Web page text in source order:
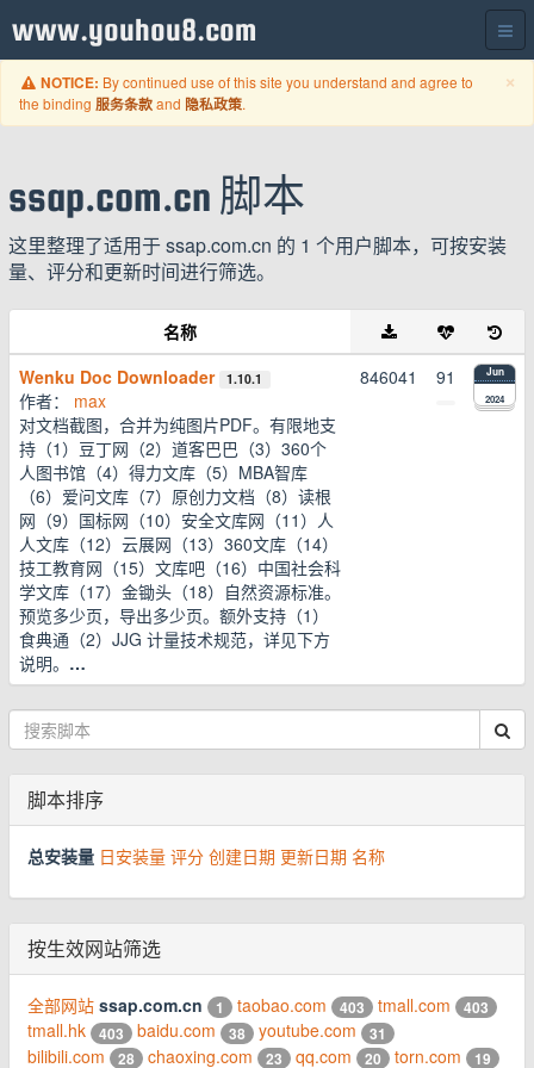
www.youhou8.com
×
NOTICE: By continued use of this site you understand and agree to
the binding 服务条款and 隐私政策.
ssap.com.cn 脚本
这里整理了适用于 ssap.com.cn 的 1 个用户脚本，可按安装
量、评分和更新时间进行筛选。
名称
Wenku Doc Downloader
1.10.1
作者： max
对文档截图，合并为纯图片PDF。有限地支
持（1）豆丁网（2）道客巴巴（3）360个
人图书馆（4）得力文库（5）MBA智库
（6）爱问文库（7）原创力文档（8）读根
网（9）国标网（10）安全文库网（11）人
人文库（12）云展网（13）360文库（14）
技工教育网（15）文库吧（16）中国社会科
学文库（17）金锄头（18）自然资源标准。
预览多少页，导出多少页。额外支持（1）
食典通（2）JJG 计量技术规范，详见下方
说明。 …
846041 91 Jun
2024
脚本排序
总安装量 日安装量 评分 创建日期 更新日期 名称
按生效网站筛选
全部网站 ssap.com.cn 1 taobao.com 403 tmall.com 403
tmall.hk 403 baidu.com 38 youtube.com 31
bilibili.com 28 chaoxing.com 23 qq.com 20 torn.com 19